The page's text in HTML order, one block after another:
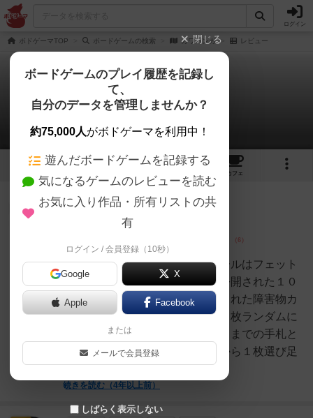
ログイン
ボドゲーマTOP ボードゲームの検索 カワバンガ レビュー
カワバンガ
2件のレビュー
4 2
カフェ
143名 充実
フェットナップのリメイク版ルールはフェット
ナップとまったく同じで最初は公開された１０
～３０までの中でランダムに配られた障害物カ
ードを１枚受け取ります。次に１枚ランダムに
出された数字カードの上に０～９までの手札と
して配られた３枚のカードの中から１枚選び足
した数字を言い出す、次...
続きを読む（4年以上前）
大賢者
閉じる
ボードゲームのプレイ履歴を記録し
て、
自分のデータを管理しませんか？
約75,000人がボドゲーマを利用中！
遊んだボードゲームを記録する
気になるゲームのレビューを読む
お気に入り作品・所有リストの共
有
ログイン / 会員登録（10秒）
Google X
Apple Facebook
または
メールで会員登録
しばらく表示しない